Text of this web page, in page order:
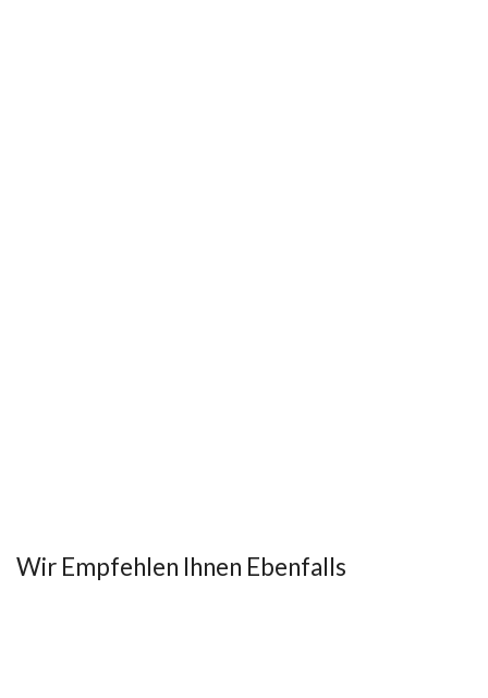
Wir Empfehlen Ihnen Ebenfalls